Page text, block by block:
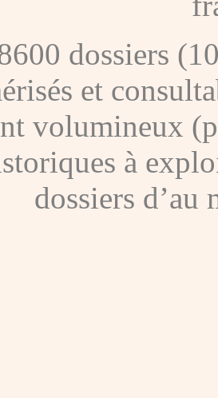
dossiers
et
volumineux
à
dossiers d’au